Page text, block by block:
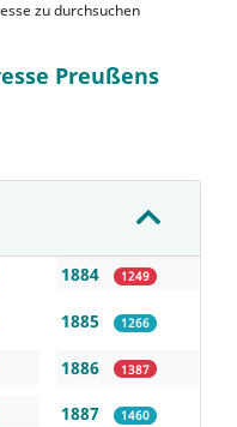
zu durchsuchen
Preußens
1884 1249
1885 1266
1886 1387
1887 1460